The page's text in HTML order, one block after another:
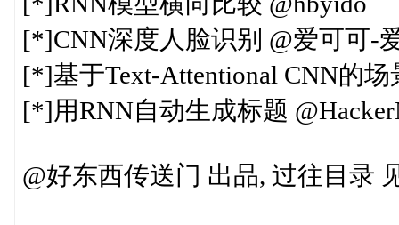
[*]CNN深度人脸识别 @爱可可-
[*]基于Text-Attentional CNN的
[*]用RNN自动生成标题
@好东西传送门 出品, 过往目录